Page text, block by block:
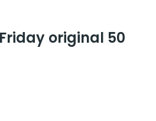
original 50